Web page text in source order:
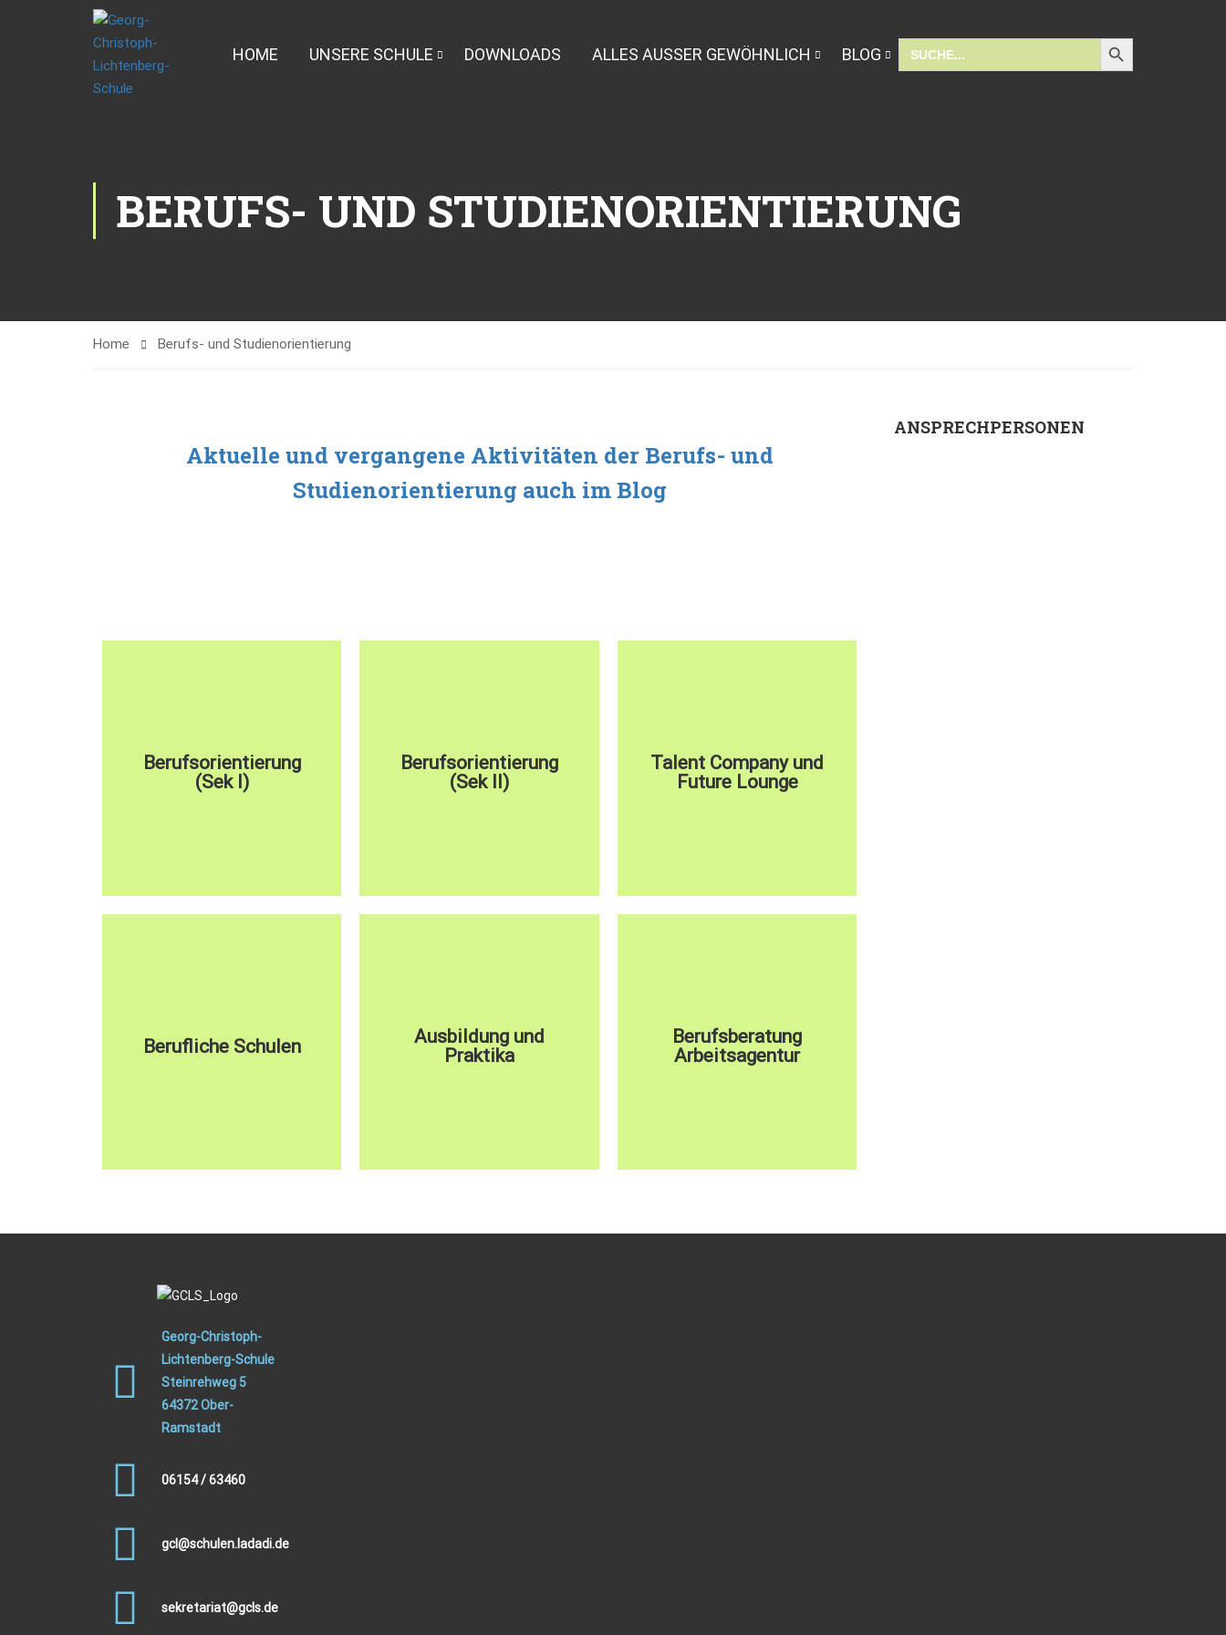
HOME UNSERE SCHULE DOWNLOADS ALLES AUSSER GEWÖHNLICH BLOG
Search
for:
SEARCH BUTTON
BERUFS- UND STUDIENORIENTIERUNG
Home Berufs- und Studienorientierung
Aktuelle und vergangene Aktivitäten der Berufs- und
Studienorientierung auch im Blog
Berufsorientierung
(Sek I)
hier klicken
Berufsorientierung
(Sek II)
hier klicken
Talent Company und
Future Lounge
hier klicken
Berufliche Schulen
hier klicken
Ausbildung und
Praktika
hier klicken
Berufsberatung
Arbeitsagentur
hier klicken
ANSPRECHPERSONEN
Georg-Christoph-
Lichtenberg-Schule
Steinrehweg 5
64372 Ober-
Ramstadt
06154 / 63460
gcl@schulen.ladadi.de
sekretariat@gcls.de